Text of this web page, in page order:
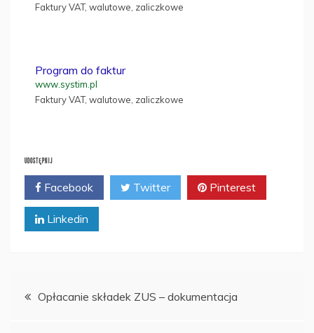
Faktury VAT, walutowe, zaliczkowe
Program do faktur
www.systim.pl
Faktury VAT, walutowe, zaliczkowe
UDOSTĘPNIJ
Facebook Twitter Pinterest
Linkedin
Nawigacja
Opłacanie składek ZUS – dokumentacja